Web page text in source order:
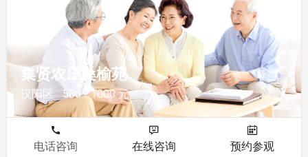
集贤农庄桑榆苑
汉阳区 500 - 1000 元
电话咨询 在线咨询 预约参观